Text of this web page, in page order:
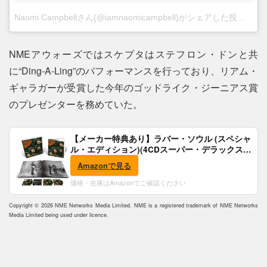
NMEアウォーズではスケプタはステフロン・ドンと共
に“Ding-A-Ling”のパフォーマンスを行っており、リアム・
ギャラガーが受賞した今年のゴッドライク・ジーニアス賞
のプレゼンターを務めていた。
【メーカー特典あり】ラバー・ソウル (スペシャ
ル・エディション)(4CDスーパー・デラックス)
(完全生産限定盤)(SHM-CD)(特典:B2ポスター付)
Amazonで見る
価格・在庫はAmazonでご確認ください
Copyright © 2026 NME Networks Media Limited. NME is a registered trademark of NME Networks
Media Limited being used under licence.